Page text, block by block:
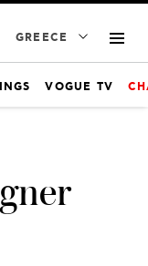
GREECE
VOGUE TV